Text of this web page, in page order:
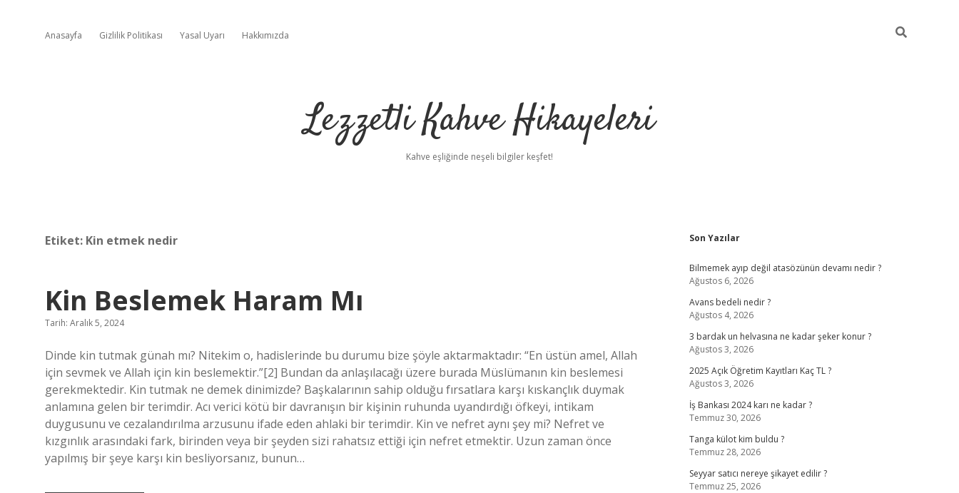
Anasayfa Gizlilik Politikası Yasal Uyarı Hakkımızda
Lezzetli Kahve Hikayeleri
Kahve eşliğinde neşeli bilgiler keşfet!
Etiket: Kin etmek nedir
Kin Beslemek Haram Mı
Tarih: Aralık 5, 2024
Dinde kin tutmak günah mı? Nitekim o, hadislerinde bu durumu bize şöyle aktarmaktadır: “En üstün amel, Allah
için sevmek ve Allah için kin beslemektir.”[2] Bundan da anlaşılacağı üzere burada Müslümanın kin beslemesi
gerekmektedir. Kin tutmak ne demek dinimizde? Başkalarının sahip olduğu fırsatlara karşı kıskançlık duymak
anlamına gelen bir terimdir. Acı verici kötü bir davranışın bir kişinin ruhunda uyandırdığı öfkeyi, intikam
duygusunu ve cezalandırılma arzusunu ifade eden ahlaki bir terimdir. Kin ve nefret aynı şey mi? Nefret ve
kızgınlık arasındaki fark, birinden veya bir şeyden sizi rahatsız ettiği için nefret etmektir. Uzun zaman önce
yapılmış bir şeye karşı kin besliyorsanız, bunun…
Sidebar
Son Yazılar
Bilmemek ayıp değil atasözünün devamı nedir ?
Ağustos 6, 2026
Avans bedeli nedir ?
Ağustos 4, 2026
3 bardak un helvasına ne kadar şeker konur ?
Ağustos 3, 2026
2025 Açık Öğretim Kayıtları Kaç TL ?
Ağustos 3, 2026
İş Bankası 2024 karı ne kadar ?
Temmuz 30, 2026
Tanga külot kim buldu ?
Temmuz 28, 2026
Seyyar satıcı nereye şikayet edilir ?
Temmuz 25, 2026